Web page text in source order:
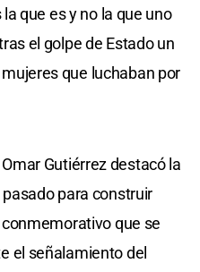
que es y no la que uno
el golpe de Estado un
que luchaban por
Gutiérrez destacó la
para construir
que se
el señalamiento del